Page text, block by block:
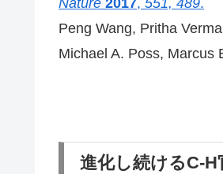
Peng Wang, Pritha
Michael A. Poss, Marcus
進化し続けるC-H